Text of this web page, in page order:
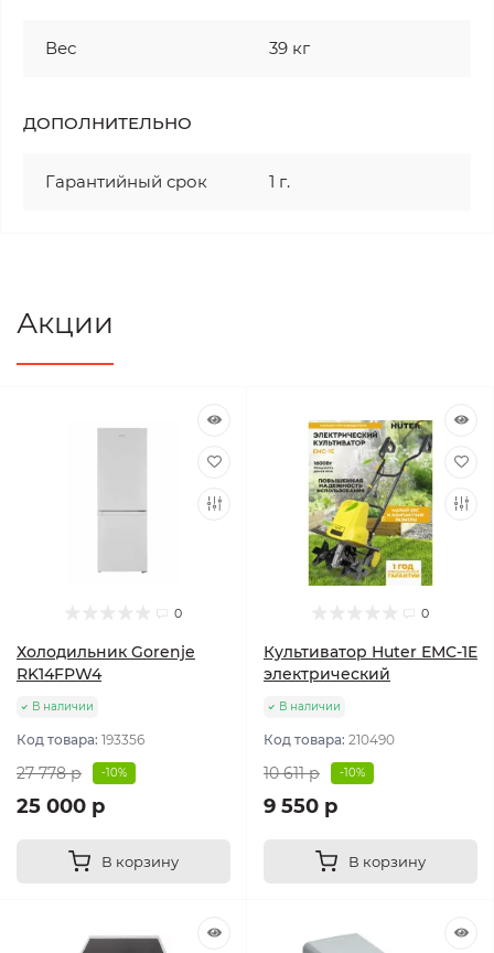
Вес 39 кг
ДОПОЛНИТЕЛЬНО
Гарантийный срок 1 г.
Акции
0
Холодильник Gorenje
RK14FPW4
В наличии
Код товара: 193356
27 778 р -10%
25 000 р
В корзину
0
Культиватор Huter ЕМС-1E
электрический
В наличии
Код товара: 210490
10 611 р -10%
9 550 р
В корзину